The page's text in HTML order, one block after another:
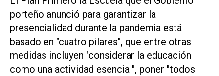
porteño anunció para garantizar la
presencialidad durante la pandemia está
basado en "cuatro pilares", que entre otras
medidas incluyen "considerar la educación
como una actividad esencial", poner "todos